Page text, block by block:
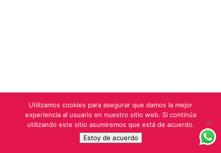
Utilizamos cookies para asegurar que damos la mejor
experiencia al usuario en nuestro sitio web. Si continúa
utilizando este sitio asumiremos que está de acuerdo.
Estoy de acuerdo